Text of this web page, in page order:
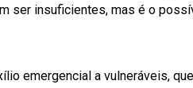
ser insuficientes, mas é o
emergencial a vulneráveis,